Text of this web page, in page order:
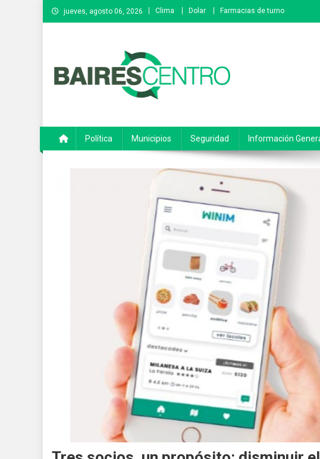
Saltar
al
jueves, agosto 06, 2026 Clima Dolar Farmacias de turno
Política Municipios Seguridad Información